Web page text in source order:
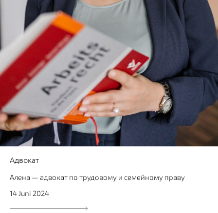
Адвокат
Алена — адвокат по трудовому и семейному праву
14 Juni 2024